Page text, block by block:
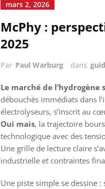
mars 2, 2026
McPhy :
2025
Par Paul Warburg dans
Le marché de
débouchés immédiats dans
électrolyseurs, s’inscrit au
Oui mais, la trajectoire
technologique avec des
Une grille de lecture claire
industrielle et contraintes
Une piste simple se dessine